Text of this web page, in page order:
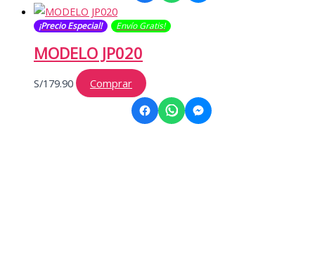
¡Precio Especial! Envío Gratis​​​!
MODELO JP020
S/179.90 Comprar